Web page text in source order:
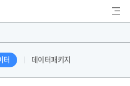
색
터 데이터패키지